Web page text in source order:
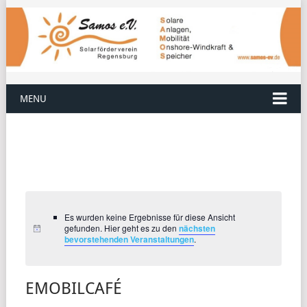
MENU
Es wurden keine Ergebnisse für diese Ansicht
gefunden. Hier geht es zu den nächsten
bevorstehenden Veranstaltungen.
EMOBILCAFÉ